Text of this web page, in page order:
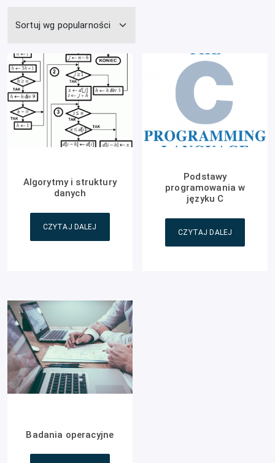
Algorytmy i struktury
danych
CZYTAJ DALEJ
Podstawy
programowania w
języku C
CZYTAJ DALEJ
Badania operacyjne